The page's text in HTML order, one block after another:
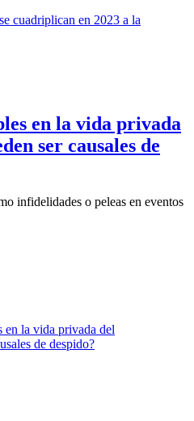
en la vida privada
ser causales de
infidelidades o peleas en eventos